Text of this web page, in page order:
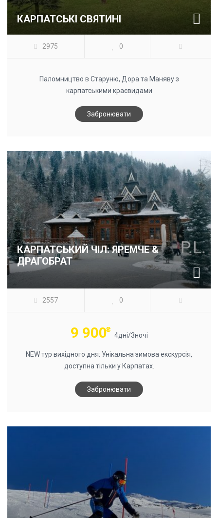
КАРПАТСЬКІ СВЯТИНІ
2975 0
Паломництво в Старуню, Дора та Маняву з
карпатськими краєвидами
Забронювати
КАРПАТСЬКИЙ ЧІЛ: ЯРЕМЧЕ &
ДРАГОБРАТ
2557 0
9 900₴
4дні/3ночі
NEW тур вихідного дня: Унікальна зимова екскурсія,
доступна тільки у Карпатах.
Забронювати